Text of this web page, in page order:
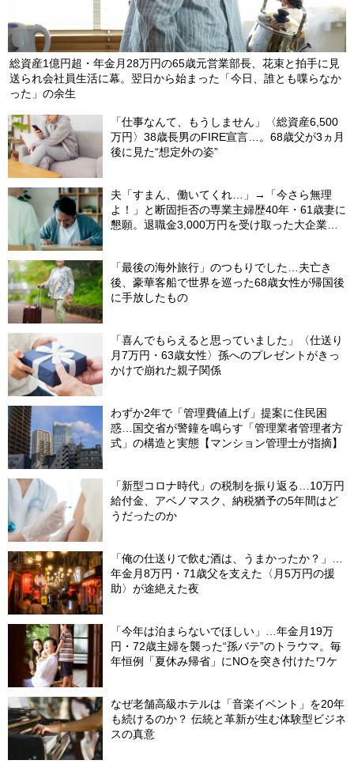
総資産1億円超・年金月28万円の65歳元営業部長、花束と拍手に見
送られ会社員生活に幕。翌日から始まった「今日、誰とも喋らなか
った」の余生
「仕事なんて、もうしません」〈総資産6,500
万円〉38歳長男のFIRE宣言…。68歳父が3ヵ月
後に見た“想定外の姿”
夫「すまん、働いてくれ…」→「今さら無理
よ！」と断固拒否の専業主婦歴40年・61歳妻に
懇願。退職金3,000万円を受け取った大企業元
「最後の海外旅行」のつもりでした…夫亡き
後、豪華客船で世界を巡った68歳女性が帰国後
に手放したもの
「喜んでもらえると思っていました」〈仕送り
月7万円・63歳女性〉孫へのプレゼントがきっ
かけで崩れた親子関係
わずか2年で「管理費値上げ」提案に住民困
惑…国交省が警鐘を鳴らす「管理業者管理者方
式」の構造と実態【マンション管理士が指摘】
「新型コロナ時代」の税制を振り返る…10万円
給付金、アベノマスク、納税猶予の5年間はど
うだったのか
「俺の仕送りで飲む酒は、うまかったか？」…
年金月8万円・71歳父を支えた〈月5万円の援
助〉が途絶えた夜
「今年は泊まらないでほしい」…年金月19万
円・72歳主婦を襲った“孫バテ”のトラウマ。毎
年恒例「夏休み帰省」にNOを突き付けたワケ
なぜ老舗高級ホテルは「音楽イベント」を20年
も続けるのか？ 伝統と革新が生む体験型ビジネ
スの真意